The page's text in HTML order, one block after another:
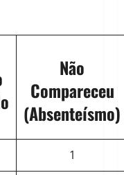
Não
Compareceu
(Absenteísmo)
1